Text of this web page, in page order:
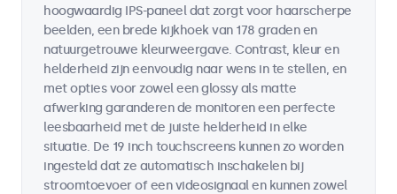
hoogwaardig IPS-paneel dat zorgt voor haarscherpe
beelden, een brede kijkhoek van 178 graden en
natuurgetrouwe kleurweergave. Contrast, kleur en
helderheid zijn eenvoudig naar wens in te stellen, en
met opties voor zowel een glossy als matte
afwerking garanderen de monitoren een perfecte
leesbaarheid met de juiste helderheid in elke
situatie. De 19 inch touchscreens kunnen zo worden
ingesteld dat ze automatisch inschakelen bij
stroomtoevoer of een videosignaal en kunnen zowel